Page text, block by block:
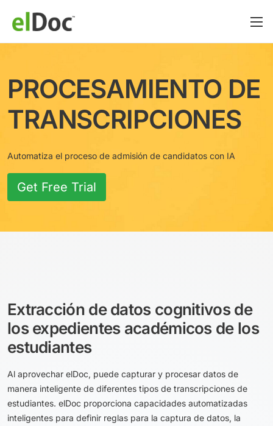
PROCESAMIENTO DE
TRANSCRIPCIONES
Automatiza el proceso de admisión de candidatos con IA
Get Free Trial
Extracción de datos cognitivos de
los expedientes académicos de los
estudiantes
Al aprovechar elDoc, puede capturar y procesar datos de
manera inteligente de diferentes tipos de transcripciones de
estudiantes. elDoc proporciona capacidades automatizadas
inteligentes para definir reglas para la captura de datos, la